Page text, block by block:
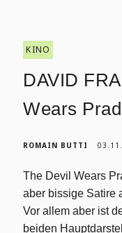
KINO
DAVID
Wears
ROMAIN BUTTI
The Devil Wears
aber bissige Satire
Vor allem aber ist
beiden